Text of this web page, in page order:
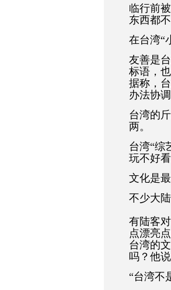
临行前
东西都
在台湾“
友善是
标语，
据称，
办法协
台湾的
两。
台湾“综
玩不好
文化是
不少大
有陆客
点漂亮
台湾的
吗？他
“台湾不